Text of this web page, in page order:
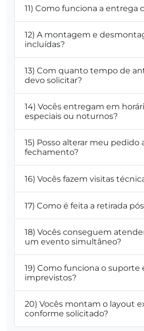
11) Como funciona a entrega
12) A montagem e
incluídas?
13) Com quanto tempo de
devo solicitar?
14) Vocês entregam em
especiais ou noturnos?
15) Posso alterar meu pedido
fechamento?
16) Vocês fazem visitas
17) Como é feita a retirada
18) Vocês conseguem
um evento simultâneo?
19) Como funciona o suporte
imprevistos?
20) Vocês montam o layout
conforme solicitado?